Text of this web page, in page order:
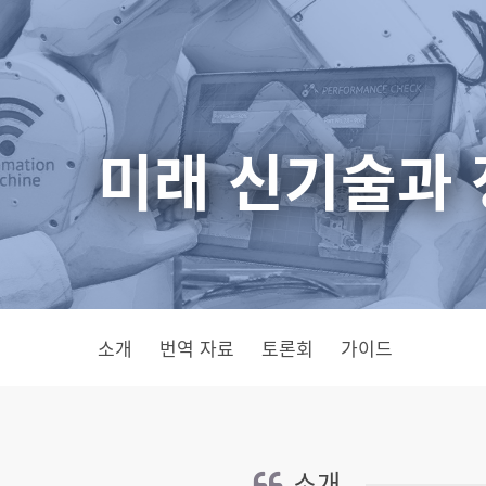
Skip
to
main
content
미래 신기술과
소개 번역 자료 토론회 가이드